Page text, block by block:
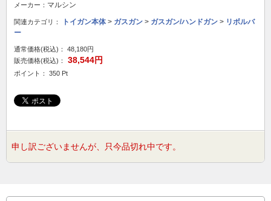
メーカー： マルシン
関連カテゴリ： トイガン本体> ガスガン > ガスガン/ハンドガン > リボルバ
ー
通常価格(税込)：
48,180円
販売価格(税込)：
38,544円
ポイント： 350 Pt
申し訳ございませんが、只今品切れ中です。